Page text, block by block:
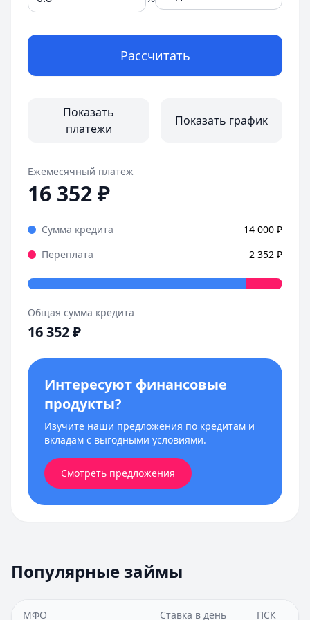
Рассчитать
Показать
платежи
Показать график
Ежемесячный платеж
16 352₽
Сумма кредита 14 000 ₽
Переплата
2 352 ₽
Общая сумма кредита
16 352₽
Интересуют финансовые
продукты?
Изучите наши предложения по кредитам и
вкладам с выгодными условиями.
Смотреть предложения
Популярные займы
МФО Ставка в день ПСК